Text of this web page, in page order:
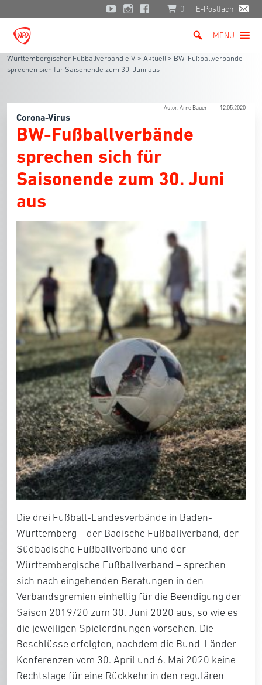
0 E-Postfach
MENU
Württembergischer Fußballverband e.V. > Aktuell > BW-Fußballverbände
sprechen sich für Saisonende zum 30. Juni aus
Autor: Arne Bauer 12.05.2020
Corona-Virus
BW-Fußballverbände
sprechen sich für
Saisonende zum 30. Juni
aus
Die drei Fußball-Landesverbände in Baden-
Württemberg – der Badische Fußballverband, der
Südbadische Fußballverband und der
Württembergische Fußballverband – sprechen
sich nach eingehenden Beratungen in den
Verbandsgremien einhellig für die Beendigung der
Saison 2019/20 zum 30. Juni 2020 aus, so wie es
die jeweiligen Spielordnungen vorsehen. Die
Beschlüsse erfolgten, nachdem die Bund-Länder-
Konferenzen vom 30. April und 6. Mai 2020 keine
Rechtslage für eine Rückkehr in den regulären